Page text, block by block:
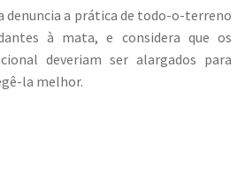
denuncia a prática de todo-o-terreno
à mata, e considera que os
deveriam ser alargados para
la melhor.